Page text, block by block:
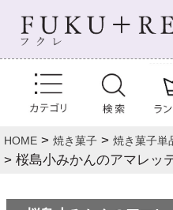
HOME 焼き菓子 焼き菓子単
桜島小みかんのアマレッ